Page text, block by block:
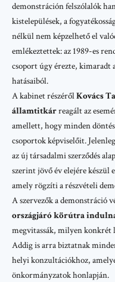
demonstráción felszólalók
kistelepülések, a
nélkül nem képzelhető el
emlékeztettek: az 1989-es
csoport úgy érezte, kimaradt
hatásaiból.
A kabinet részérőlKovács
államtitkárreagált az
amellett, hogy minden
csoportok képviselőit.
az új társadalmi szerződés
szerint jövő év elejére készül
amely rögzíti a részvételi
A szervezők a demonstráció
országjáró körútra
megvitassák, milyen konkrét
Addig is arra biztatnak
helyi konzultációkhoz,
önkormányzatok honlapján.